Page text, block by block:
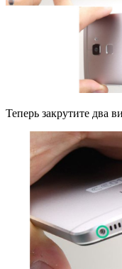
Теперь закрутите два